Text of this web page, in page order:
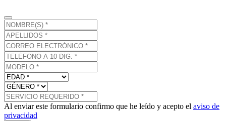
Al enviar este formulario confirmo que he leído y acepto el aviso de
privacidad